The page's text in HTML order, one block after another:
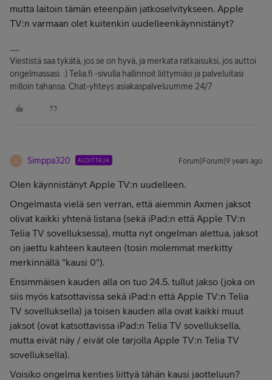
mutta laitoin tämän eteenpäin jatkoselvitykseen. Apple
TV:n varmaan olet kuitenkin uudelleenkäynnistänyt?
Viestistä saa tykätä, jos se on hyvä, ja merkata ratkaisuksi, jos auttoi
ongelmassasi. :) Telia.fi -sivulla hallinnoit liittymiäsi ja palveluitasi
milloin tahansa. Chat-yhteys asiakaspalveluumme 24/7
S Simppa320 ALOITTAJA Forum|Forum|9 years ago
Olen käynnistänyt Apple TV:n uudelleen.
Ongelmasta vielä sen verran, että aiemmin Axmen jaksot
olivat kaikki yhtenä listana (sekä iPad:n että Apple TV:n
Telia TV sovelluksessa), mutta nyt ongelman alettua, jaksot
on jaettu kahteen kauteen (tosin molemmat merkitty
merkinnällä "kausi 0").
Ensimmäisen kauden alla on tuo 24.5. tullut jakso (joka on
siis myös katsottavissa sekä iPad:n että Apple TV:n Telia
TV sovelluksella) ja toisen kauden alla ovat kaikki muut
jaksot (ovat katsottavissa iPad:n Telia TV sovelluksella,
mutta eivät näy / eivät ole tarjolla Apple TV:n Telia TV
sovelluksella).
Voisiko ongelma kenties liittyä tähän kausi jaotteluun?